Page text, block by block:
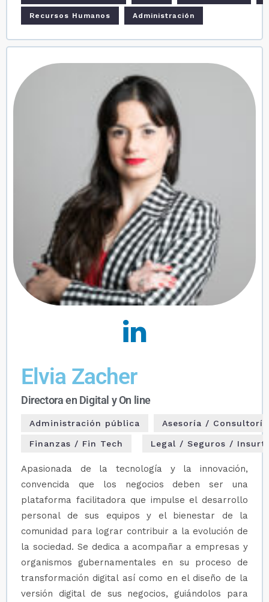
Recursos Humanos Administración
Elvia Zacher
Directora en Digital y On line
Administración pública Asesoría / Consultoría
Finanzas / Fin Tech Legal / Seguros /
Apasionada de la tecnología y la innovación,
convencida que los negocios deben ser una
plataforma facilitadora que impulse el desarrollo
personal de sus equipos y el bienestar de la
comunidad para lograr contribuir a la evolución de
la sociedad. Se dedica a acompañar a empresas y
organismos gubernamentales en su proceso de
transformación digital así como en el diseño de la
versión digital de sus negocios, guiándolos para